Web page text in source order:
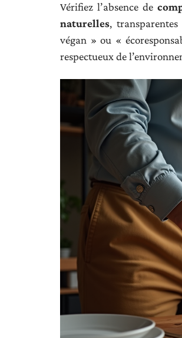
Vérifiez l’absence de
naturelles,
végan » ou «
respectueux de